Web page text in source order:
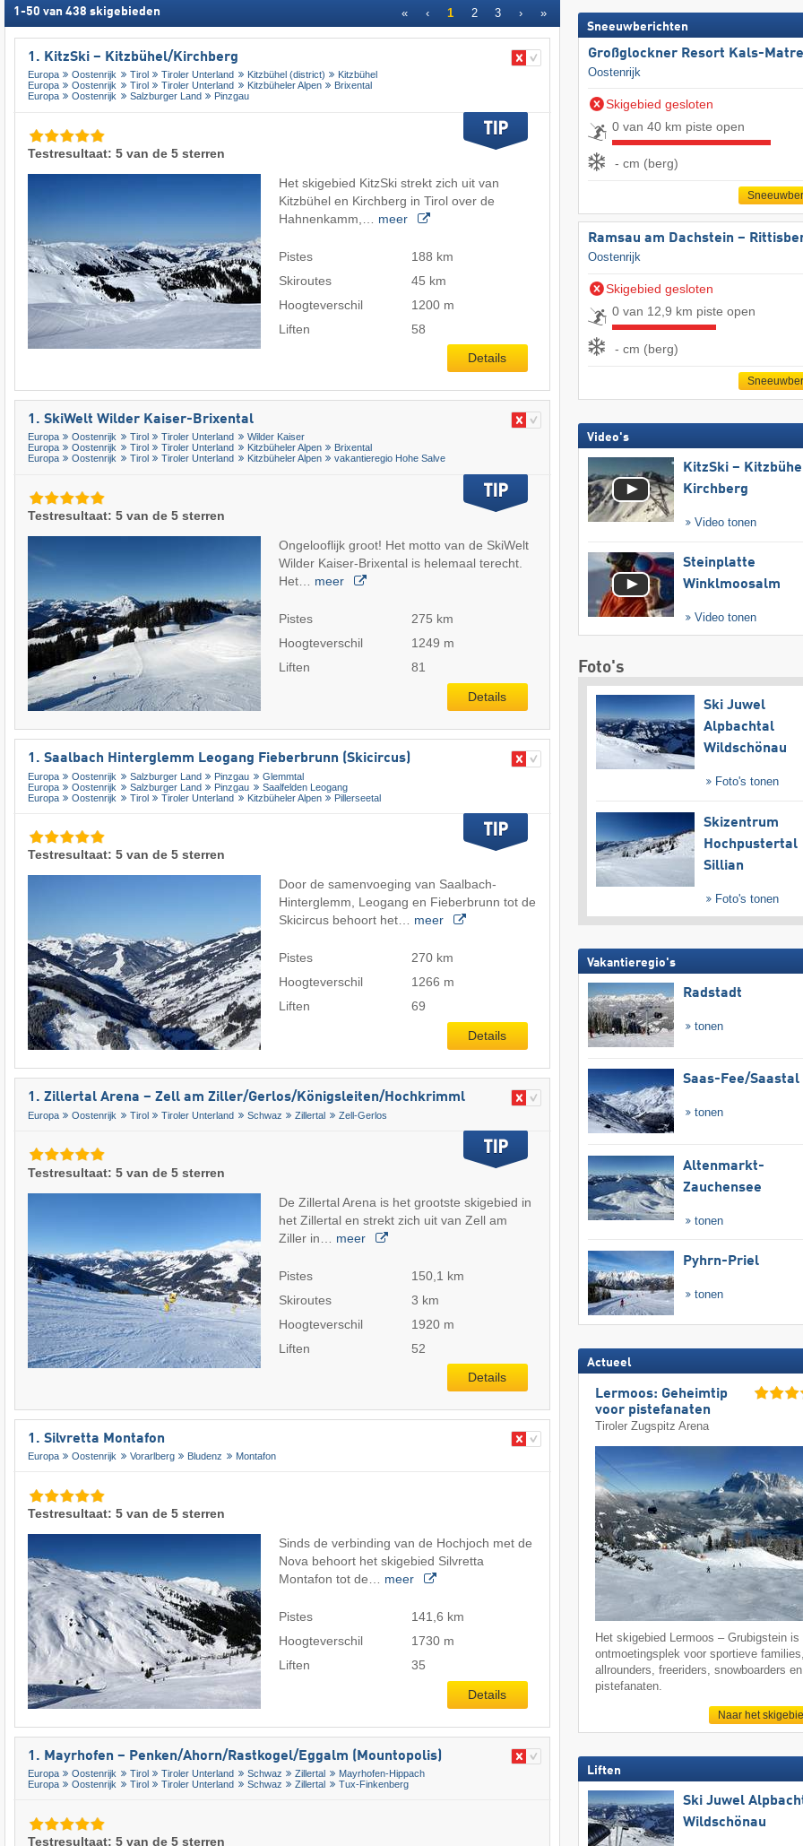
1 -50 van 438 skigebieden « ‹ 1 2 3 › »
1. KitzSki – Kitzbühel/​Kirchberg
Europa Oostenrijk Tirol Tiroler Unterland Kitzbühel (district)
Kitzbühel
Europa
Oostenrijk Tirol Tiroler Unterland Kitzbüheler Alpen
Brixental
Europa
Oostenrijk Salzburger Land Pinzgau
Testresultaat: 5 van de 5 sterren
Het skigebied KitzSki strekt zich uit van
Kitzbühel en Kirchberg in Tirol over de
Hahnenkamm,… meer
Pistes
188 km
Skiroutes
45 km
Hoogteverschil
1200 m
Liften
58
Details
1. SkiWelt Wilder Kaiser-Brixental
Europa Oostenrijk Tirol Tiroler Unterland
Wilder Kaiser
Europa
Oostenrijk Tirol Tiroler Unterland Kitzbüheler Alpen
Brixental
Europa
Oostenrijk Tirol Tiroler Unterland Kitzbüheler Alpen vakantieregio Hohe Salve
Testresultaat: 5 van de 5 sterren
Ongelooflijk groot! Het motto van de SkiWelt
Wilder Kaiser-Brixental is helemaal terecht.
Het… meer
Pistes
275 km
Hoogteverschil
1249 m
Liften
81
Details
1. Saalbach Hinterglemm Leogang Fieberbrunn (Skicircus)
Europa Oostenrijk Salzburger Land Pinzgau
Glemmtal
Europa
Oostenrijk Salzburger Land Pinzgau
Saalfelden Leogang
Europa
Oostenrijk Tirol Tiroler Unterland Kitzbüheler Alpen Pillerseetal
Testresultaat: 5 van de 5 sterren
Door de samenvoeging van Saalbach-
Hinterglemm, Leogang en Fieberbrunn tot de
Skicircus behoort het… meer
Pistes
270 km
Hoogteverschil
1266 m
Liften
69
Details
1. Zillertal Arena – Zell am Ziller/​Gerlos/​Königsleiten/​Hochkrimml
Europa Oostenrijk Tirol Tiroler Unterland Schwaz Zillertal Zell-Gerlos
Testresultaat: 5 van de 5 sterren
De Zillertal Arena is het grootste skigebied in
het Zillertal en strekt zich uit van Zell am
Ziller in… meer
Pistes
150,1 km
Skiroutes
3 km
Hoogteverschil
1920 m
Liften
52
Details
1. Silvretta Montafon
Europa Oostenrijk Vorarlberg Bludenz Montafon
Testresultaat: 5 van de 5 sterren
Sinds de verbinding van de Hochjoch met de
Nova behoort het skigebied Silvretta
Montafon tot de… meer
Pistes
141,6 km
Hoogteverschil
1730 m
Liften
35
Details
1. Mayrhofen – Penken/​Ahorn/​Rastkogel/​Eggalm (Mountopolis)
Europa Oostenrijk Tirol Tiroler Unterland Schwaz Zillertal
Mayrhofen-Hippach
Europa
Oostenrijk Tirol Tiroler Unterland Schwaz Zillertal Tux-Finkenberg
Testresultaat: 5 van de 5 sterren
Sneeuwberichten
Großglockner Resort Kals-
Oostenrijk
Skigebied gesloten
0 van 40 km piste open
- cm (berg)
Ramsau am Dachstein –
Oostenrijk
Skigebied gesloten
0 van 12,9 km piste open
- cm (berg)
Video's
KitzSki –
Kirchberg
Video tonen
Steinplatte
Winklmoosalm
Video tonen
Foto's
Ski Juwel
Alpbachtal
Wildschönau
Foto's tonen
Skizentrum
Hochpustertal
Sillian
Foto's tonen
Vakantieregio's
Radstadt
tonen
Saas-Fee/​Saastal
tonen
Altenmarkt-
Zauchensee
tonen
Pyhrn-Priel
tonen
Actueel
Lermoos: Geheimtip
voor pistefanaten
Tiroler Zugspitz Arena
Het skigebied Lermoos – Grubigstein is
ontmoetingsplek voor sportieve families,
allrounders, freeriders, snowboarders en
pistefanaten.
Naar het
Liften
Ski Juwel
Wildschönau